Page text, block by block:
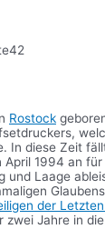
42
Rostock
In diese Zeit
April 1994 an
und Laage
der
zwei Jahre in